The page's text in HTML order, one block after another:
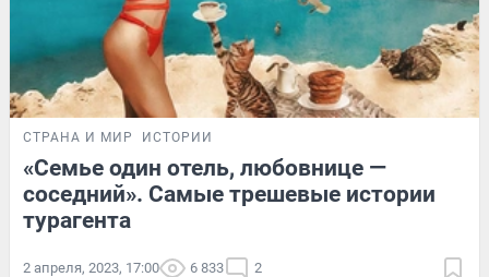
СТРАНА И МИР ИСТОРИИ
«Семье один отель, любовнице —
соседний». Самые трешевые истории
турагента
2 апреля, 2023, 17:00 6 833 2